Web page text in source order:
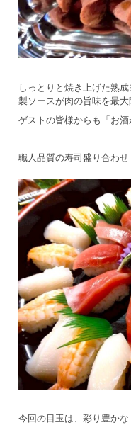
しっとりと焼き上げた熟
製ソースが肉の旨味を最大
ゲストの皆様からも「お酒
職人品質の寿司盛り合わせ
今回の目玉は、彩り豊かな